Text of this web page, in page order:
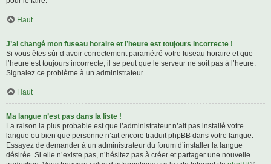
Haut
J’ai changé mon fuseau horaire et l’heure est toujours incorrecte !
Si vous êtes sûr d’avoir correctement paramétré votre fuseau horaire et que
l’heure est toujours incorrecte, il se peut que le serveur ne soit pas à l’heure.
Signalez ce problème à un administrateur.
Haut
Ma langue n’est pas dans la liste !
La raison la plus probable est que l’administrateur n’ait pas installé votre
langue ou bien que personne n’ait encore traduit phpBB dans votre langue.
Essayez de demander à un administrateur du forum d’installer la langue
désirée. Si elle n’existe pas, n’hésitez pas à créer et partager une nouvelle